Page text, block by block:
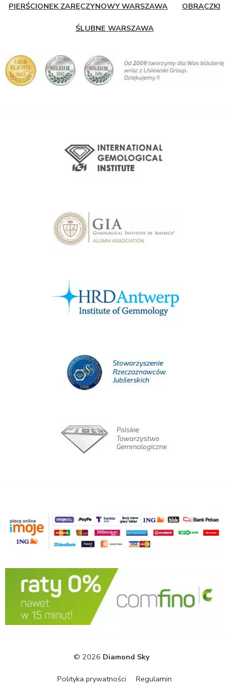
PIERŚCIONEK ZARĘCZYNOWY WARSZAWA OBRĄCZKI
ŚLUBNE WARSZAWA
© 2026 Diamond Sky
Polityka prywatności Regulamin